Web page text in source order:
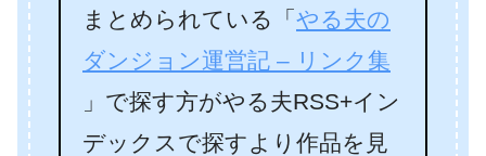
まとめられている「 やる夫の
ダンジョン運営記 – リンク集
」で探す方がやる夫RSS+イン
デックスで探すより作品を見